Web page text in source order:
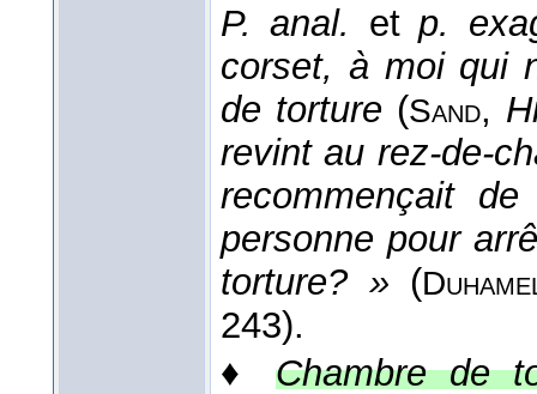
P. anal. etp.
corset, à moi qui
de torture (Sand,
revint au rez-de-
recommençait
personne pour
torture? » (
243).
♦ Chambre de